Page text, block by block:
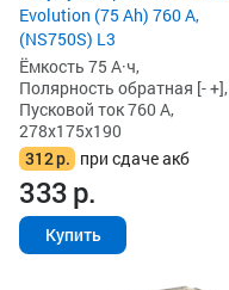
Evolution (75 Ah) 760 А,
(NS750S) L3
Ёмкость 75 А·ч,
Полярность обратная [- +],
Пусковой ток 760 А,
278x175x190
312р. при сдаче акб
333р.
Купить